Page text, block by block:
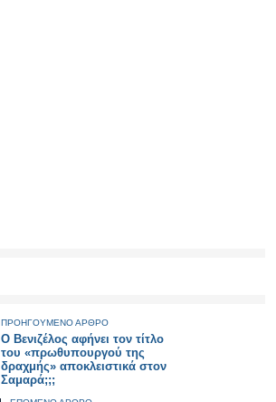
ΠΡΟΗΓΟΥΜΕΝΟ ΑΡΘΡΟ
Ο Βενιζέλος αφήνει τον τίτλο
του «πρωθυπουργού της
δραχμής» αποκλειστικά στον
Σαμαρά;;;